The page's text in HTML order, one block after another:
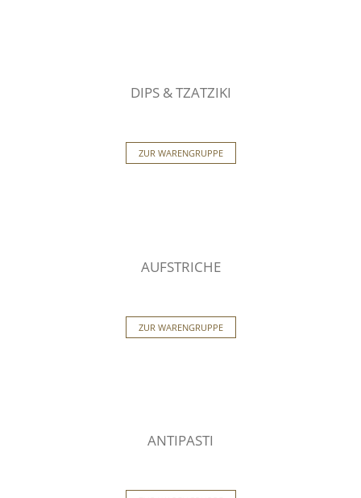
DIPS & TZATZIKI
ZUR WARENGRUPPE
AUFSTRICHE
ZUR WARENGRUPPE
ANTIPASTI